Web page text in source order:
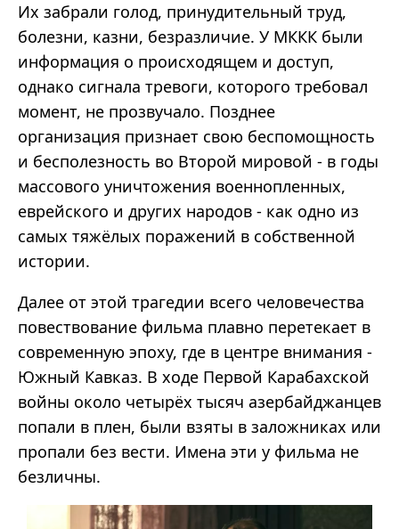
Их забрали голод, принудительный труд,
болезни, казни, безразличие. У МККК были
информация о происходящем и доступ,
однако сигнала тревоги, которого требовал
момент, не прозвучало. Позднее
организация признает свою беспомощность
и бесполезность во Второй мировой - в годы
массового уничтожения военнопленных,
еврейского и других народов - как одно из
самых тяжёлых поражений в собственной
истории.
Далее от этой трагедии всего человечества
повествование фильма плавно перетекает в
современную эпоху, где в центре внимания -
Южный Кавказ. В ходе Первой Карабахской
войны около четырёх тысяч азербайджанцев
попали в плен, были взяты в заложниках или
пропали без вести. Имена эти у фильма не
безличны.